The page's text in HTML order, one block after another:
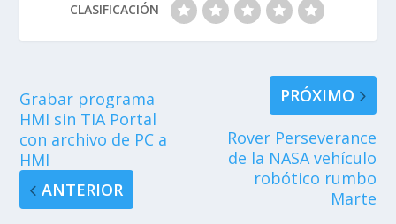
CLASIFICACIÓN
Grabar programa
HMI sin TIA Portal
con archivo de PC a
HMI
ANTERIOR
PRÓXIMO
Rover Perseverance
de la NASA vehículo
robótico rumbo
Marte